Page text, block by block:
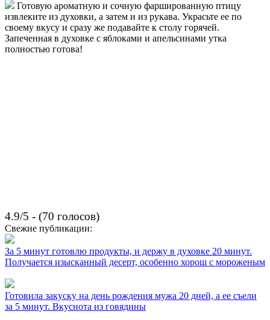
Готовую ароматную и сочную фаршированную птицу
извлеките из духовки, а затем и из рукава. Украсьте ее по
своему вкусу и сразу же подавайте к столу горячей.
Запеченная в духовке с яблоками и апельсинами утка
полностью готова!
4.9/5 - (70 голосов)
Свежие публикации:
За 5 минут готовлю продукты, и держу в духовке 20 минут.
Получается изысканный десерт, особенно хорош с мороженым
Готовила закуску на день рождения мужа 20 дней, а ее съели
за 5 минут. Вкуснота из говядины